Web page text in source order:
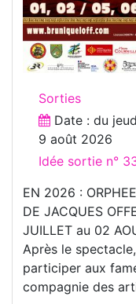
Sorties
Date : du
9 août 2026
Idée sortie n°
EN 2026 :
DE JACQUES
JUILLET au 02
Après le
participer aux
compagnie des